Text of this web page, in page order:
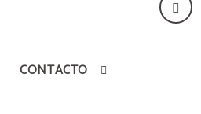
CONTACTO